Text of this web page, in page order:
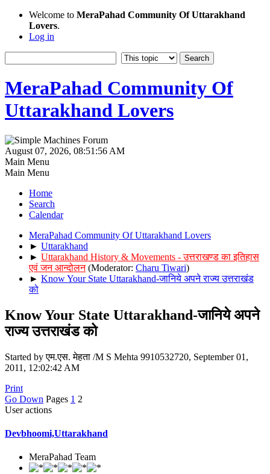
Welcome to MeraPahad Community Of Uttarakhand
Lovers.
Log in
MeraPahad Community Of
Uttarakhand Lovers
August 07, 2026, 08:51:56 AM
Main Menu
Main Menu
Home
Search
Calendar
MeraPahad Community Of Uttarakhand Lovers
► Uttarakhand
► Uttarakhand History & Movements - उत्तराखण्ड का इतिहास
एवं जन आन्दोलन (Moderator: Charu Tiwari)
► Know Your State Uttarakhand-जानिये अपने राज्य उत्तराखंड
को
Know Your State Uttarakhand-जानिये अपने
राज्य उत्तराखंड को
Started by एम.एस. मेहता /M S Mehta 9910532720, September 01,
2011, 12:02:42 AM
Print
Go Down Pages 1 2
User actions
Devbhoomi,Uttarakhand
MeraPahad Team